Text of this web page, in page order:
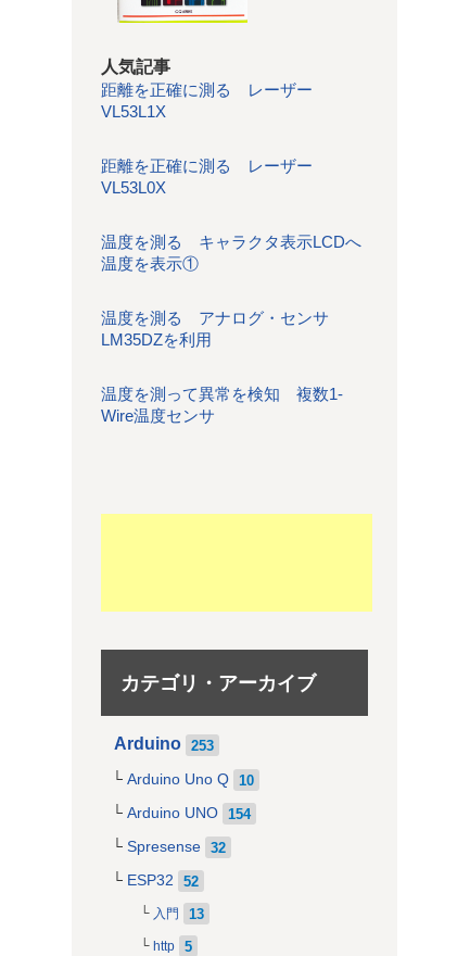
人気記事
距離を正確に測る レーザー
VL53L1X
距離を正確に測る レーザー
VL53L0X
温度を測る キャラクタ表示LCDへ
温度を表示①
温度を測る アナログ・センサ
LM35DZを利用
温度を測って異常を検知 複数1-
Wire温度センサ
カテゴリ・アーカイブ
Arduino 253
Arduino Uno Q 10
Arduino UNO 154
Spresense 32
ESP32 52
入門 13
http 5